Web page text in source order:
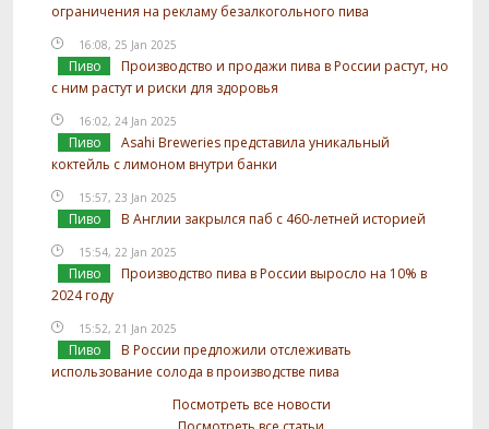
ограничения на рекламу безалкогольного пива
16:08, 25 Jan 2025
Пиво
Производство и продажи пива в России растут, но
с ним растут и риски для здоровья
16:02, 24 Jan 2025
Пиво
Asahi Breweries представила уникальный
коктейль с лимоном внутри банки
15:57, 23 Jan 2025
Пиво В Англии закрылся паб с 460-летней историей
15:54, 22 Jan 2025
Пиво
Производство пива в России выросло на 10% в
2024 году
15:52, 21 Jan 2025
Пиво
В России предложили отслеживать
использование солода в производстве пива
Посмотреть все новости